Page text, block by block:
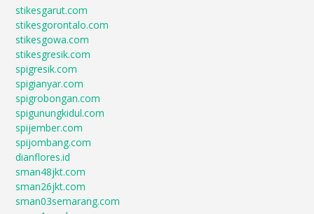
stikesgarut.com
stikesgorontalo.com
stikesgowa.com
stikesgresik.com
spigresik.com
spigianyar.com
spigrobongan.com
spigunungkidul.com
spijember.com
spijombang.com
dianflores.id
sman48jkt.com
sman26jkt.com
sman03semarang.com